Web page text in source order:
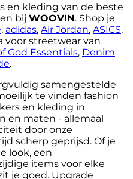
en kleding van de beste
bij WOOVIN. Shop je
, adidas, Air Jordan, ASICS,
voor streetwear van
God Essentials, Denim
.
samengestelde
te vinden fashion
en kleding in
en maten - allemaal
door onze
scherp geprijsd. Of je
look, een
items voor elke
je goed. Upgrade